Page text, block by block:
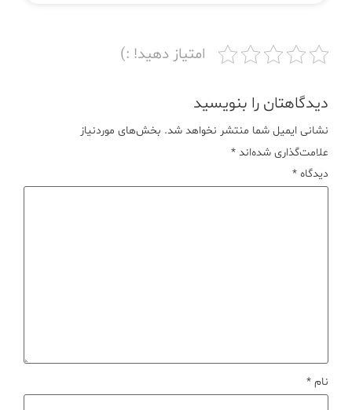
امتیاز دهید! :)
دیدگاهتان را بنویسید
نشانی ایمیل شما منتشر نخواهد شد. بخش‌های موردنیاز
علامت‌گذاری شده‌اند *
دیدگاه *
نام *